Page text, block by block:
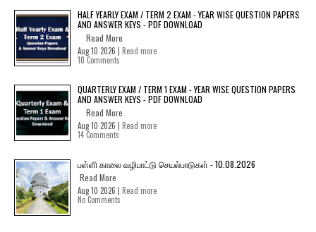
HALF YEARLY EXAM / TERM 2 EXAM - YEAR WISE QUESTION PAPERS
AND ANSWER KEYS - PDF DOWNLOAD
Read More
Aug 10 2026 | Read more
10 Comments
QUARTERLY EXAM / TERM 1 EXAM - YEAR WISE QUESTION PAPERS
AND ANSWER KEYS - PDF DOWNLOAD
Read More
Aug 10 2026 | Read more
14 Comments
பள்ளி காலை வழிபாட்டு செயல்பாடுகள் - 10.08.2026
Read More
Aug 10 2026 | Read more
No Comments